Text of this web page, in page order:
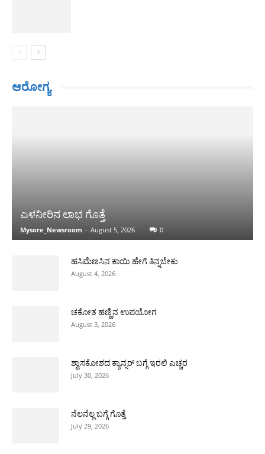
ಆರೋಗ್ಯ
ಎಳನೀರಿನ ಲಾಭ ಗೊತ್ತೆ
Mysore_Newsroom - August 5, 2026 0
ಹಸಿಮೆಣಸಿನ ಕಾಯಿ ಹೇಗೆ ತಿನ್ನಬೇಕು
August 4, 2026
ಚಕೋತ ಹಣ್ಣಿನ ಉಪಯೋಗ
August 3, 2026
ಶ್ವಾಸಕೋಶದ ಕ್ಯಾನ್ಸರ್ ಬಗ್ಗೆ ಇರಲಿ ಎಚ್ಚರ
July 30, 2026
ನೆಲನೆಲ್ಲ ಬಗ್ಗೆ ಗೊತ್ತೆ
July 29, 2026